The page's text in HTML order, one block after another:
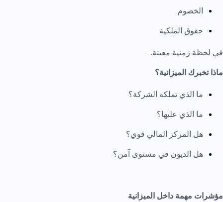
الخصوم
حقوق الملكية
في لحظة زمنية معينة.
ماذا تخبرك الميزانية؟
ما الذي تملكه الشركة؟
ما الذي عليها؟
هل المركز المالي قوي؟
هل الديون في مستوى آمن؟
مؤشرات مهمة داخل الميزانية